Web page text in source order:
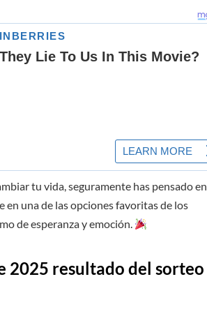
tu vida, seguramente has pensado en
en una de las opciones favoritas de los
de esperanza y emoción.
2025 resultado del sorteo